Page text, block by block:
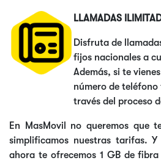
LLAMADAS
Disfruta de
fijos nacionales a
Además, si te
número de
través del proceso
En MasMovil no queremos que
simplificamos nuestras tarifas.
ahora te ofrecemos 1 GB de